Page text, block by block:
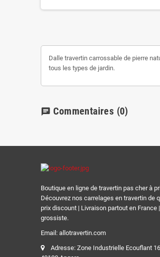
Dalle travertin carrossable de pierre
tous les types de jardin.
chat Commentaires (0)
Boutique en ligne de travertin pas cher à
Découvrez nos carrelages en travertin de
prix discount | Livraison partout en France
grossiste.
Email: allotravertin.com
Adresse: Zone Industrielle Ecouflant